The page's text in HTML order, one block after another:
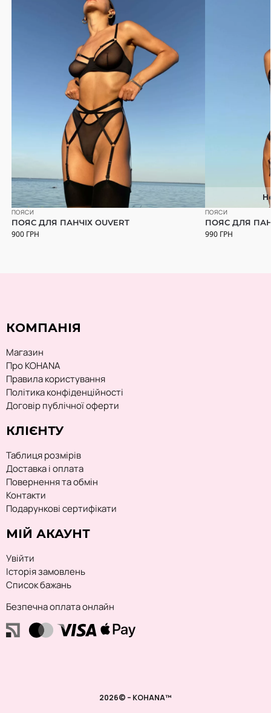
ПОЯСИ
ПОЯС ДЛЯ ПАНЧІХ OUVERT
900 ГРН
ПОЯСИ
ПОЯС ДЛЯ
990 ГРН
КОМПАНІЯ
Магазин
Про KOHANA
Правила користування
Політика конфіденційності
Договір публічної оферти
КЛІЄНТУ
Таблиця розмірів
Доставка і оплата
Повернення та обмін
Контакти
Подарункові сертифікати
МІЙ АКАУНТ
Увійти
Історія замовлень
Список бажань
Безпечна оплата онлайн
2026© – KOHANA™